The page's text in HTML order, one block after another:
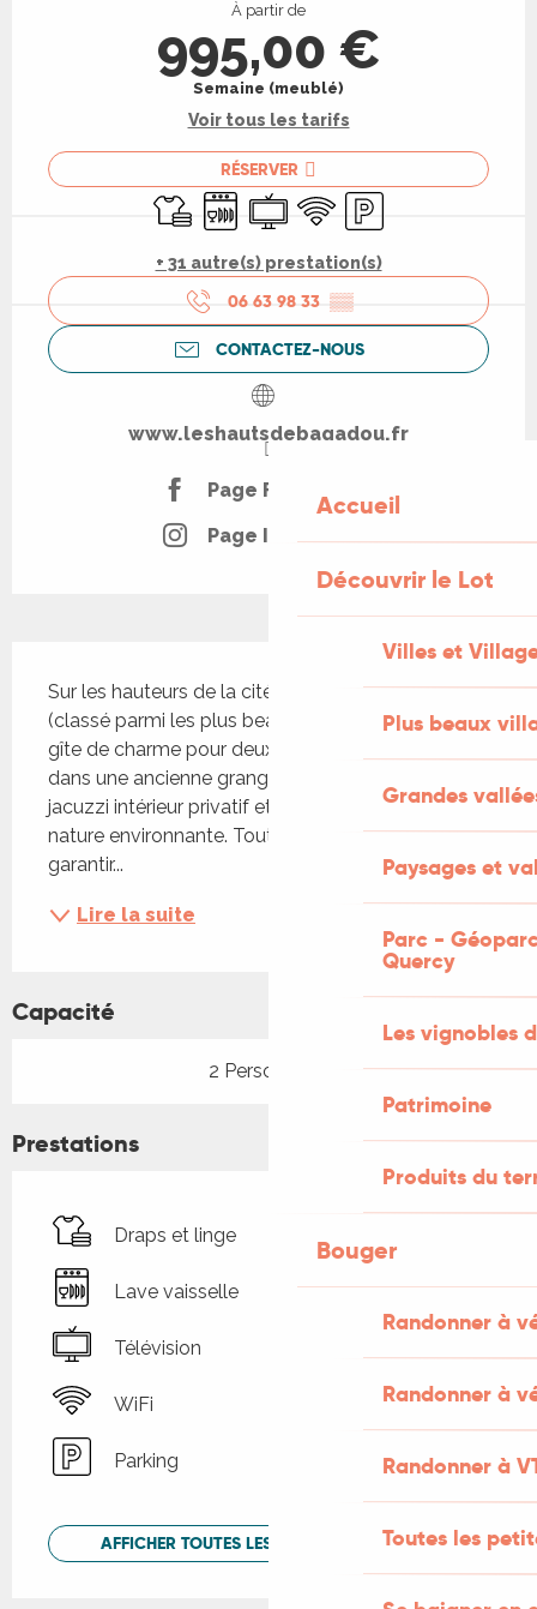
Accueil
Découvrir le Lot
Villes et
Plus beaux
Grandes
Paysages et
Parc -
Quercy
Les vignobles
Patrimoine
Produits du
Bouger
Randonner à
Randonner à
Randonner à
Toutes les
À partir de
995,00 €
Semaine (meublé)
Voir tous les tarifs
RÉSERVER
Draps et linge
Lave vaisselle
Télévision
WiFi Parking
+ 31 autre(s) prestation(s)
06 63 98 33 ▒▒
CONTACTEZ-NOUS
www.leshautsdebagadou.fr
Page Facebook
Page Instagram
Sur les hauteurs de la cité médiévale de Martel
(classé parmi les plus beaux villages de France),
gîte de charme pour deux personnes aménagé
dans une ancienne grange quercynoise avec
jacuzzi intérieur privatif et terrasse ouverte sur la
nature environnante. Tout a été pensé pour vous
garantir...
Lire la suite
Capacité
2 Personne(s)
Prestations
Draps et linge
Lave vaisselle
Télévision
WiFi
Parking
AFFICHER TOUTES LES PRESTATIONS